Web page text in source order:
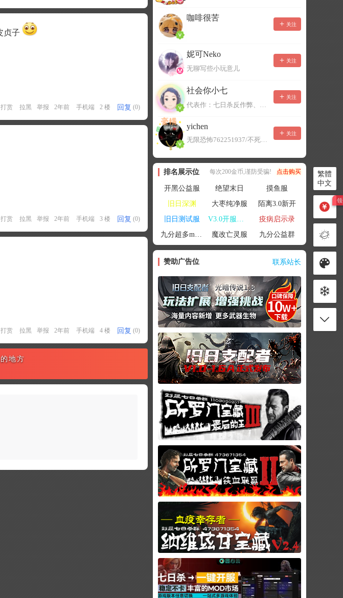
贞子
打赏 拉黑 举报 2年前 手机端 2 楼 回复 (0)
打赏 拉黑 举报 2年前 手机端 3 楼 回复 (0)
打赏 拉黑 举报 2年前 手机端 4 楼 回复 (0)
的地方
咖啡很苦
关注
妮可Neko
无聊写些小玩意儿
关注
社会你小七
代表作：七日杀反作弊、七日杀云黑、七日杀BOT、七日杀云商城
关注
yichen
无限恐怖762251937/不死者末日1080207504
关注
排名展示位 每次200金币,谨防受骗! 点击购买
开黑公益服 绝望末日
摸鱼服
旧日深渊
大枣纯净服
陌离3.0新开
旧日测试服
V3.0开服联机
疫病启示录
九分超多mod群
魔改亡灵服 九分公益群
赞助广告位 联系站长
繁體
中文